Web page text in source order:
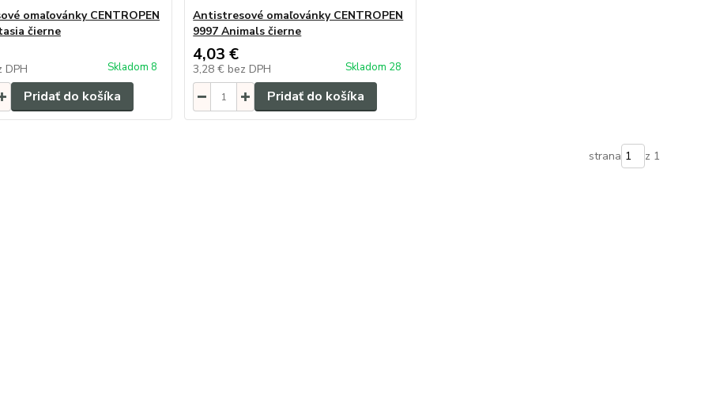
omaľovánky CENTROPEN
čierne
DPH Skladom 8
Pridať do košíka
Antistresové omaľovánky CENTROPEN
9997 Animals čierne
4,03 €
3,28 € bez DPH Skladom 28
Pridať do košíka
strana z 1